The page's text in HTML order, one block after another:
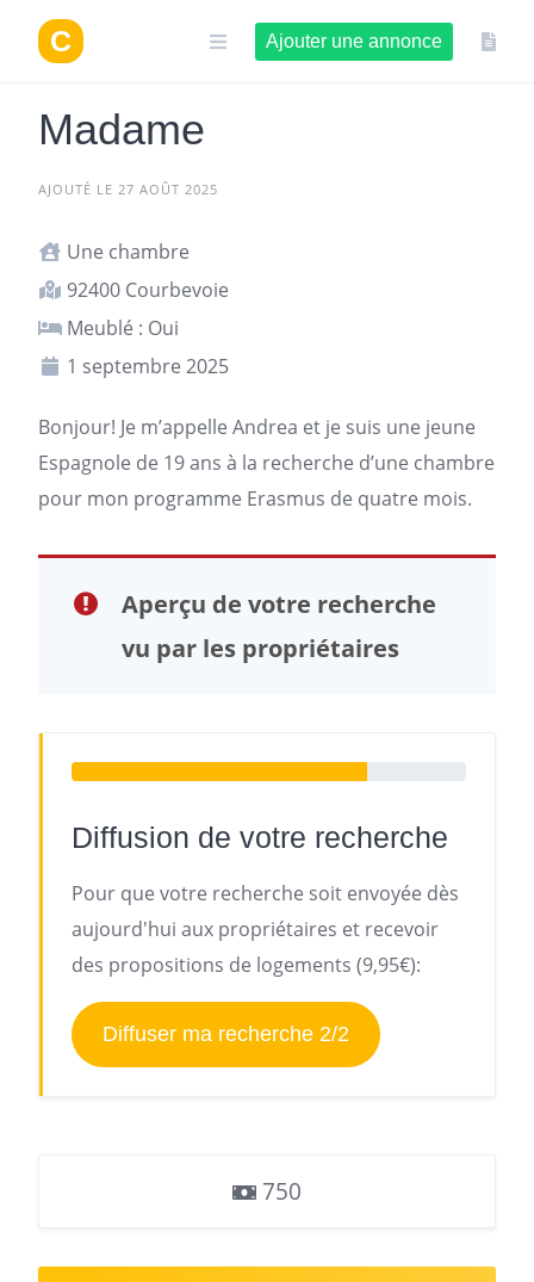
contenu
Ajouter une annonce
Madame
AJOUTÉ LE 27 AOÛT 2025
Une chambre
92400 Courbevoie
Meublé : Oui
1 septembre 2025
Bonjour! Je m’appelle Andrea et je suis une jeune
Espagnole de 19 ans à la recherche d’une chambre
pour mon programme Erasmus de quatre mois.
Aperçu de votre recherche
vu par les propriétaires
Diffusion de votre recherche
Pour que votre recherche soit envoyée dès
aujourd'hui aux propriétaires et recevoir
des propositions de logements (9,95€):
Diffuser ma recherche 2/2
750